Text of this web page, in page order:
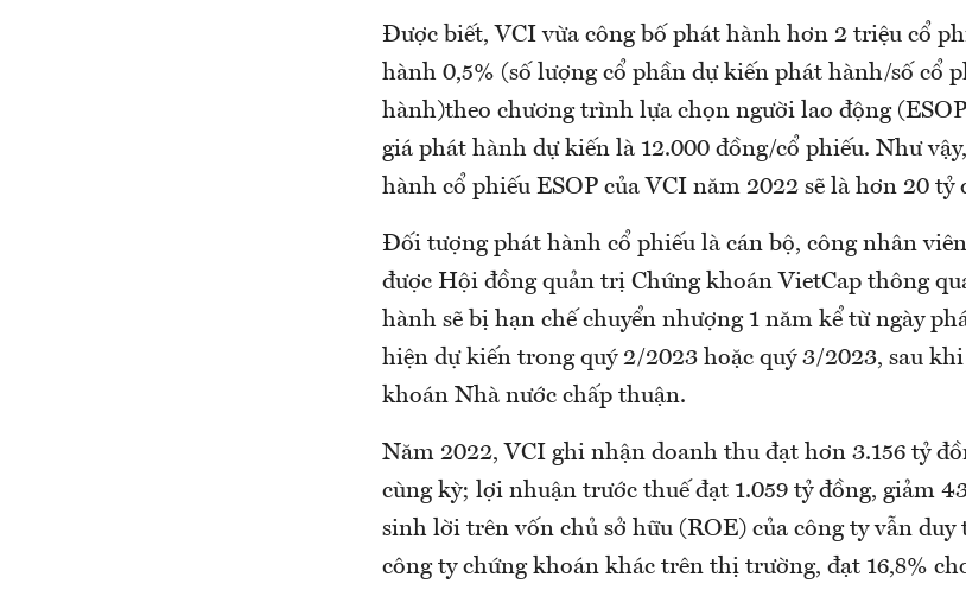
Được biết, VCI vừa công bố phát hành hơn 2 triệu cổ
hành 0,5% (số lượng cổ phần dự kiến phát hành/số cổ
hành)theo chương trình lựa chọn người lao động
giá phát hành dự kiến là 12.000 đồng/cổ phiếu. Như
hành cổ phiếu ESOP của VCI năm 2022 sẽ là hơn 20 tỷ
Đối tượng phát hành cổ phiếu là cán bộ, công nhân
được Hội đồng quản trị Chứng khoán VietCap thông
hành sẽ bị hạn chế chuyển nhượng 1 năm kể từ ngày
hiện dự kiến trong quý 2/2023 hoặc quý 3/2023, sau
khoán Nhà nước chấp thuận.
Năm 2022, VCI ghi nhận doanh thu đạt hơn 3.156 tỷ
cùng kỳ; lợi nhuận trước thuế đạt 1.059 tỷ đồng, giảm
sinh lời trên vốn chủ sở hữu (ROE) của công ty vẫn duy
công ty chứng khoán khác trên thị trường, đạt 16,8%